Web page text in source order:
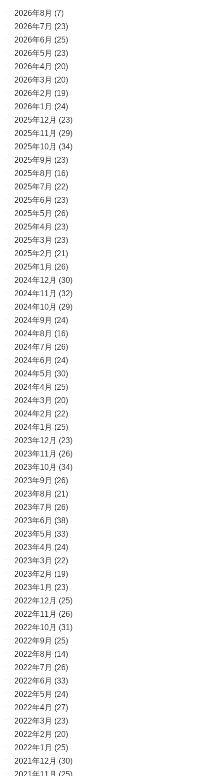
2026年8月 (7)
2026年7月 (23)
2026年6月 (25)
2026年5月 (23)
2026年4月 (20)
2026年3月 (20)
2026年2月 (19)
2026年1月 (24)
2025年12月 (23)
2025年11月 (29)
2025年10月 (34)
2025年9月 (23)
2025年8月 (16)
2025年7月 (22)
2025年6月 (23)
2025年5月 (26)
2025年4月 (23)
2025年3月 (23)
2025年2月 (21)
2025年1月 (26)
2024年12月 (30)
2024年11月 (32)
2024年10月 (29)
2024年9月 (24)
2024年8月 (16)
2024年7月 (26)
2024年6月 (24)
2024年5月 (30)
2024年4月 (25)
2024年3月 (20)
2024年2月 (22)
2024年1月 (25)
2023年12月 (23)
2023年11月 (26)
2023年10月 (34)
2023年9月 (26)
2023年8月 (21)
2023年7月 (26)
2023年6月 (38)
2023年5月 (33)
2023年4月 (24)
2023年3月 (22)
2023年2月 (19)
2023年1月 (23)
2022年12月 (25)
2022年11月 (26)
2022年10月 (31)
2022年9月 (25)
2022年8月 (14)
2022年7月 (26)
2022年6月 (33)
2022年5月 (24)
2022年4月 (27)
2022年3月 (23)
2022年2月 (20)
2022年1月 (25)
2021年12月 (30)